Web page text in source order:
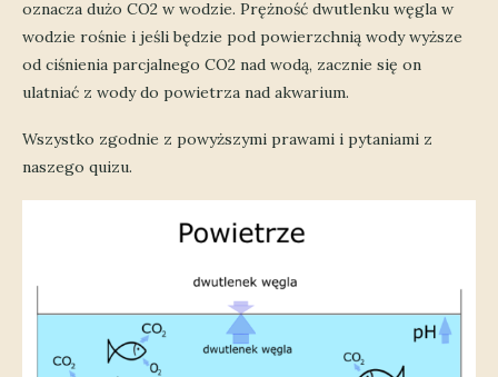
oznacza dużo CO2 w wodzie. Prężność dwutlenku węgla w
wodzie rośnie i jeśli będzie pod powierzchnią wody wyższe
od ciśnienia parcjalnego CO2 nad wodą, zacznie się on
ulatniać z wody do powietrza nad akwarium.
Wszystko zgodnie z powyższymi prawami i pytaniami z
naszego quizu.